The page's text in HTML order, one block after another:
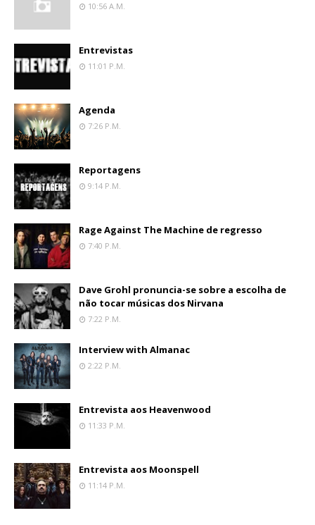
10:56 A.m.
Entrevistas
11:01 P.m.
Agenda
7:26 P.m.
Reportagens
9:14 P.m.
Rage Against The Machine de regresso
7:40 P.m.
Dave Grohl pronuncia-se sobre a escolha de
não tocar músicas dos Nirvana
7:22 P.m.
Interview with Almanac
2:22 P.m.
Entrevista aos Heavenwood
11:33 P.m.
Entrevista aos Moonspell
11:14 P.m.